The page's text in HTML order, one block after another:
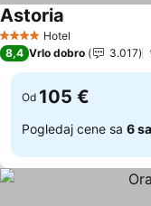
4 ZvezdiceHotel
Astoria
8,4 Vrlo dobro 3.017
Od 105 €
Pogledaj cene sa 6